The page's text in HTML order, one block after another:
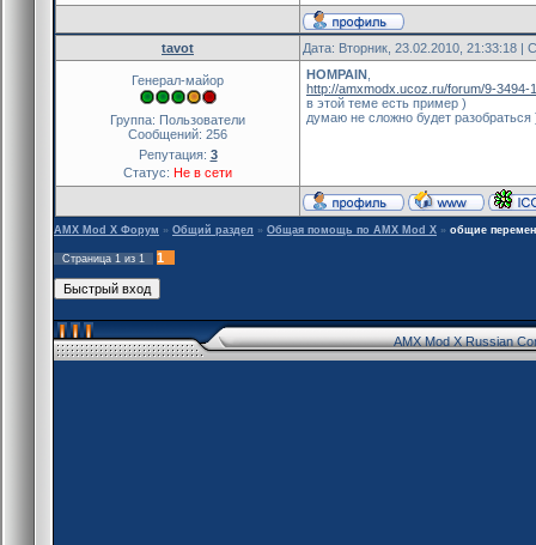
tavot Дата: Вторник, 23.02.2010, 21:33:18 |
Генерал-майор
Группа: Пользователи
Сообщений: 256
Репутация: 3
Статус: Не в сети
HOMPAIN
http://amxmodx.ucoz.ru/forum/9-3494-1
в этой теме есть пример )
думаю не сложно будет разобраться
AMX Mod X Форум » Общий раздел » Общая помощь по AMX Mod X » общие
Страница 1 из 1 1
AMX Mod X Russian